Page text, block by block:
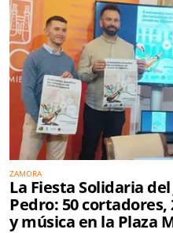
ZAMORA
La Fiesta Solidaria
Pedro: 50
y música en la Plaza